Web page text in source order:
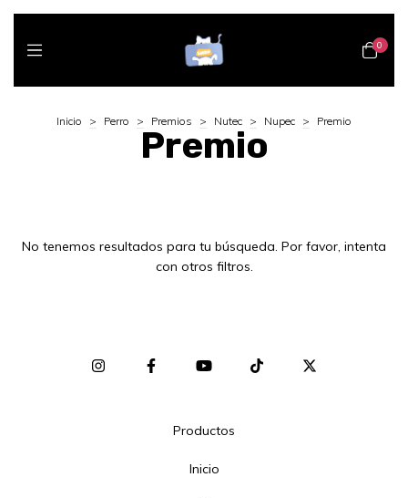
0
Inicio > Perro > Premios > Nutec > Nupec > Premio
Premio
No tenemos resultados para tu búsqueda. Por favor, intenta
con otros filtros.
Productos
Inicio